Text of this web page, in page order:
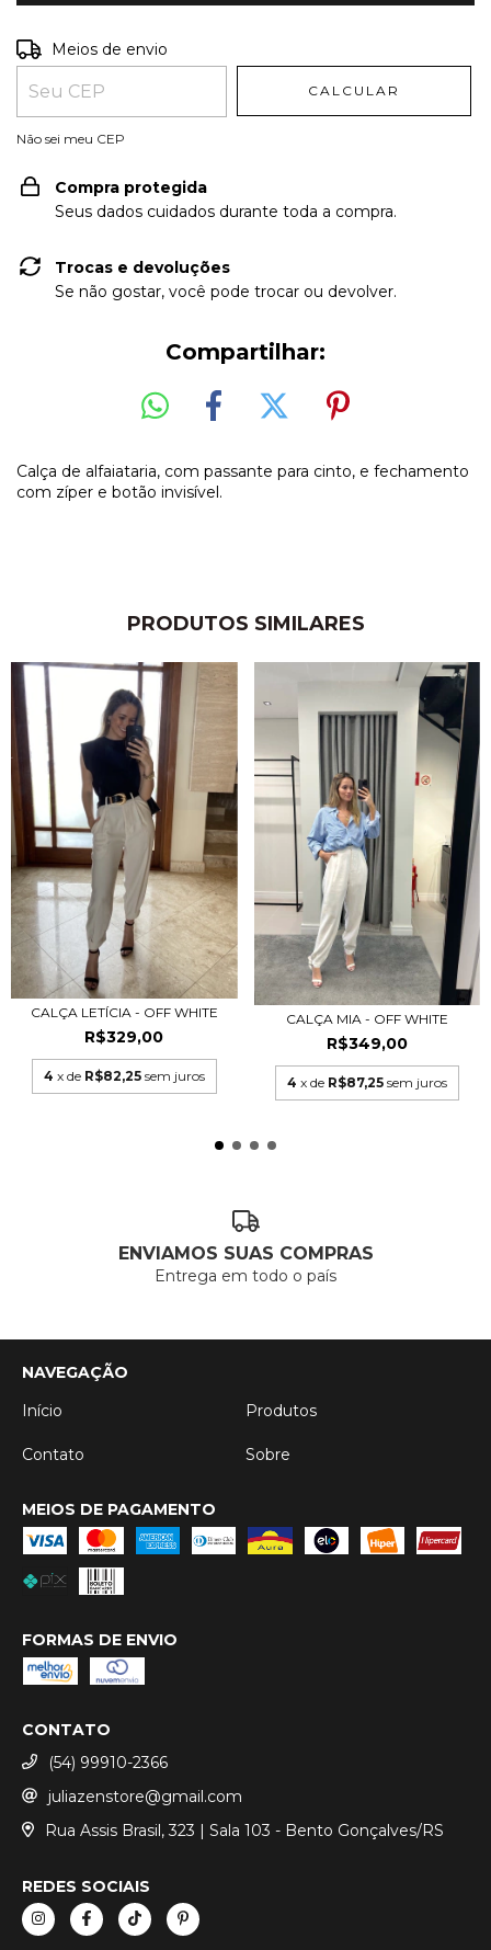
Entregas para o CEP:
Meios de envio
CALCULAR
Não sei meu CEP
Compra protegida
Seus dados cuidados durante toda a compra.
Trocas e devoluções
Se não gostar, você pode trocar ou devolver.
Compartilhar:
Calça de alfaiataria, com passante para cinto, e fechamento
com zíper e botão invisível.
PRODUTOS SIMILARES
CALÇA LETÍCIA - OFF WHITE
R$329,00
4 x de R$82,25 sem juros
CALÇA MIA - OFF WHITE
R$349,00
4 x de R$87,25 sem juros
ENVIAMOS SUAS COMPRAS
Entrega em todo o país
NAVEGAÇÃO
Início
Produtos
Contato Sobre
MEIOS DE PAGAMENTO
FORMAS DE ENVIO
CONTATO
(54) 99910-2366
juliazenstore@gmail.com
Rua Assis Brasil, 323 | Sala 103 - Bento Gonçalves/RS
REDES SOCIAIS